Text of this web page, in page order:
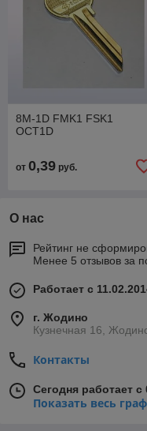
8M-1D FMK1 FSK1
OCT1D
от 0,39 руб.
О нас
Рейтинг не
Менее 5 отзывов за
Работает с
г. Жодино
Кузнечная 16,
Контакты
Сегодня работает с
Показать весь